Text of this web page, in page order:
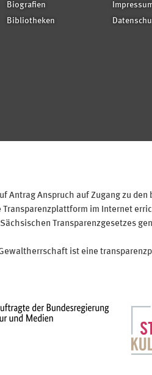
Biografien
Bibliotheken
Antrag Anspruch auf Zugang zu
im Internet
Transparenzgesetzes
ist eine